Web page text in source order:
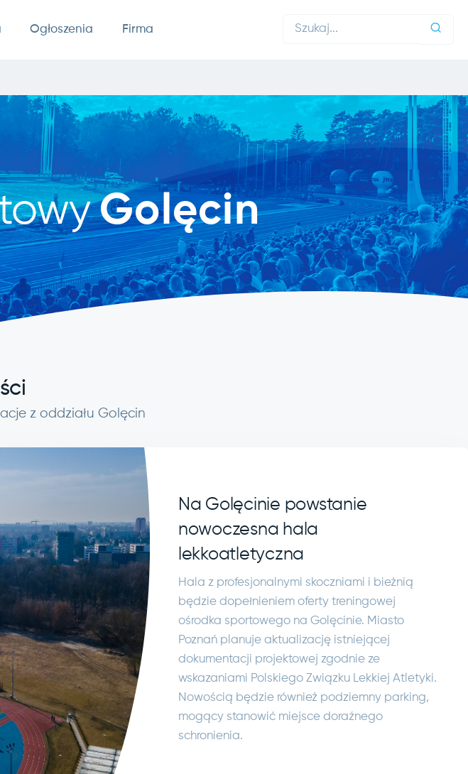
Ogłoszenia Firma
Golęcin
z oddziału Golęcin
Na Golęcinie powstanie
nowoczesna hala
lekkoatletyczna
Hala z profesjonalnymi skoczniami i bieżnią
będzie dopełnieniem oferty treningowej
ośrodka sportowego na Golęcinie. Miasto
Poznań planuje aktualizację istniejącej
dokumentacji projektowej zgodnie ze
wskazaniami Polskiego Związku Lekkiej Atletyki.
Nowością będzie również podziemny parking,
mogący stanowić miejsce doraźnego
schronienia.